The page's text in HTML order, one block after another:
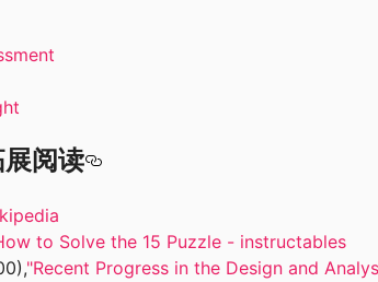
阅读
to Solve the 15 Puzzle - instructables
"Recent Progress in the Design and